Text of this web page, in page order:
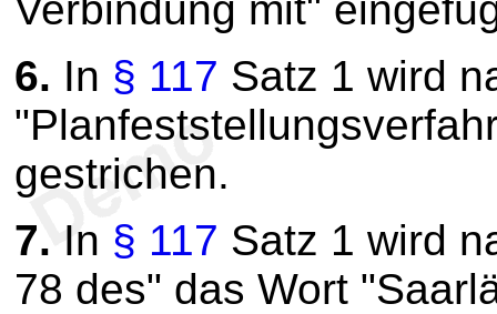
6. In § 117 Satz 1 wird
gestrichen.
7. In § 117 Satz 1 wird
78 des" das Wort